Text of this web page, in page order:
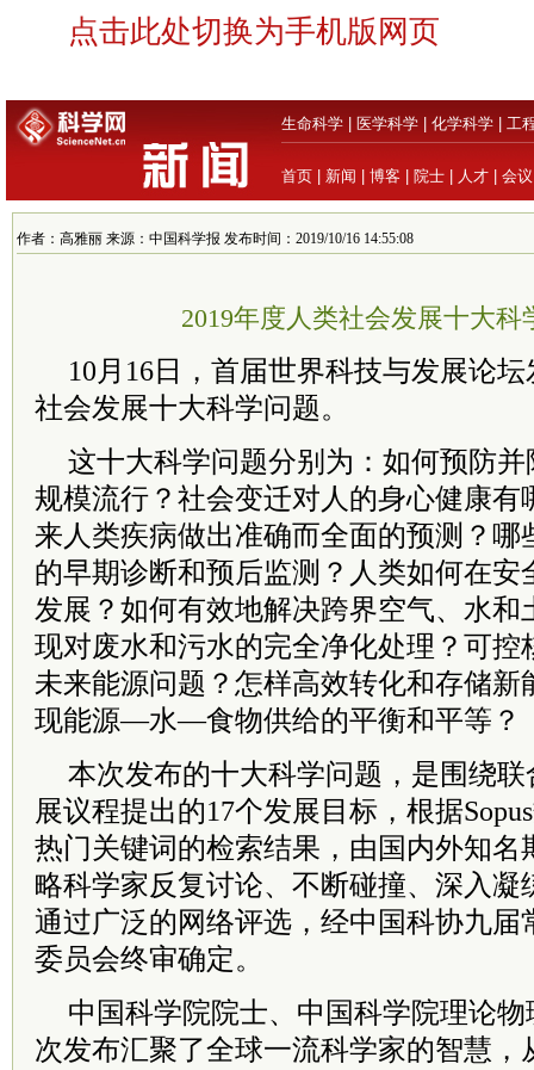
点击此处切换为手机版网页
生命科学 医学科学 化学科学 工
首页 新闻 博客 院士 人才 会议
作者：高雅丽 来源：中国科学报 发布时间：2019/10/16 14:55:08
2019年度人类社会发展十大科
10月16日，首届世界科技与发展论
社会发展十大科学问题。
这十大科学问题分别为：如何预防
规模流行？社会变迁对人的身心健康有
来人类疾病做出准确而全面的预测？哪
的早期诊断和预后监测？人类如何在安
发展？如何有效地解决跨界空气、水和
现对废水和污水的完全净化处理？可控
未来能源问题？怎样高效转化和存储新
现能源—水—食物供给的平衡和平等？
本次发布的十大科学问题，是围绕联
展议程提出的17个发展目标，根据
热门关键词的检索结果，由国内外知名
略科学家反复讨论、不断碰撞、深入凝
通过广泛的网络评选，经中国科协九届
委员会终审确定。
中国科学院院士、中国科学院理论
次发布汇聚了全球一流科学家的智慧，